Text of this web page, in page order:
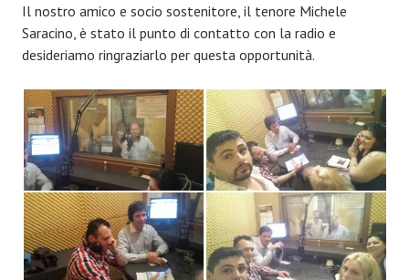
Il nostro amico e socio sostenitore, il tenore Michele
Saracino, è stato il punto di contatto con la radio e
desideriamo ringraziarlo per questa opportunità.